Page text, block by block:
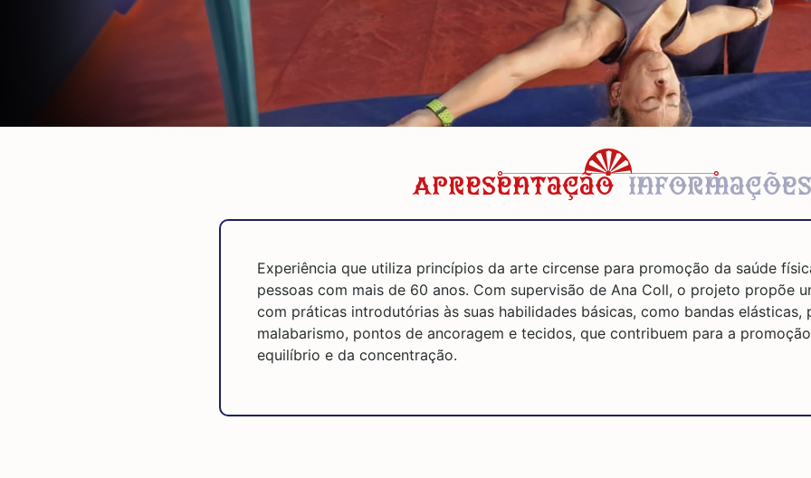
Apresentação Informações
Experiência que utiliza princípios da arte circense para promoção da saúde
pessoas com mais de 60 anos. Com supervisão de Ana Coll, o projeto propõe
com práticas introdutórias às suas habilidades básicas, como bandas elásticas,
malabarismo, pontos de ancoragem e tecidos, que contribuem para a
equilíbrio e da concentração.